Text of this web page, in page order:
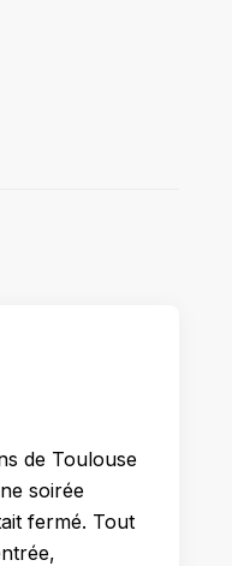
de Toulouse
soirée
fermé. Tout